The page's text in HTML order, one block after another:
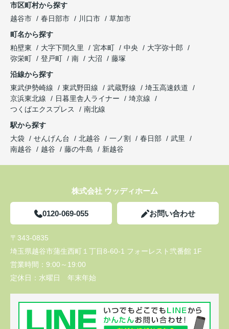
市区町村から探す
越谷市
春日部市 川口市
草加市
町名から探す
粕壁東
大字下間久里 宮本町 中央
大字弥十郎
弥栄町
登戸町 南 大沼
藤塚
沿線から探す
東武伊勢崎線
東武野田線 武蔵野線
埼玉高速鉄道
京浜東北線
日暮里舎人ライナー
埼京線
つくばエクスプレス
南北線
駅から探す
大袋
せんげん台 北越谷 一ノ割 春日部
武里
南越谷
越谷 藤の牛島 新越谷
株式会社 ウッディホーム
0120-069-055 お問い合わせ
〒343-0835
埼玉県越谷市蒲生西町１丁目8-60-1 フォーレスト弐番館 1F
営業時間： 9:00～19:00
定休日： 水曜日 年末年始